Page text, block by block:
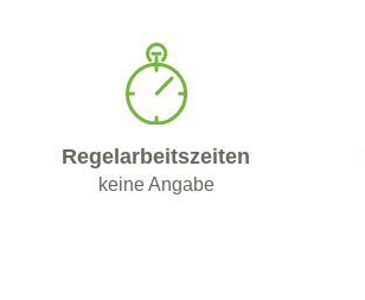
Regelarbeitszeiten
keine Angabe